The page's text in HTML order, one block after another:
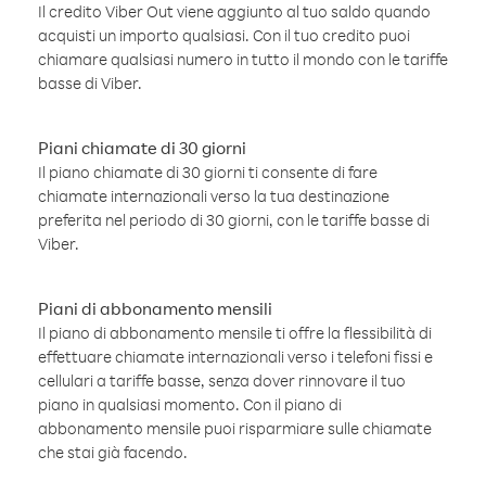
Il credito Viber Out viene aggiunto al tuo saldo quando
acquisti un importo qualsiasi. Con il tuo credito puoi
chiamare qualsiasi numero in tutto il mondo con le tariffe
basse di Viber.
Piani chiamate di 30 giorni
Il piano chiamate di 30 giorni ti consente di fare
chiamate internazionali verso la tua destinazione
preferita nel periodo di 30 giorni, con le tariffe basse di
Viber.
Piani di abbonamento mensili
Il piano di abbonamento mensile ti offre la flessibilità di
effettuare chiamate internazionali verso i telefoni fissi e
cellulari a tariffe basse, senza dover rinnovare il tuo
piano in qualsiasi momento. Con il piano di
abbonamento mensile puoi risparmiare sulle chiamate
che stai già facendo.